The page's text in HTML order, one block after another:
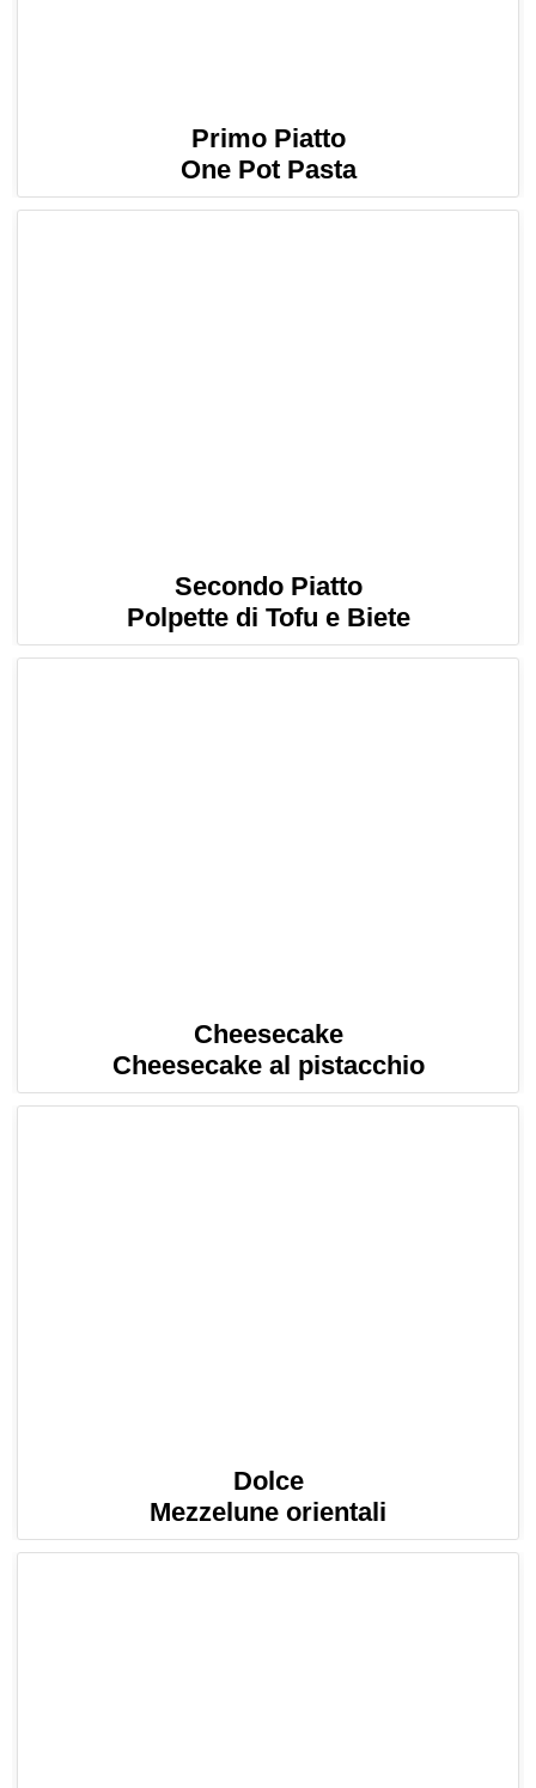
Primo Piatto
One Pot Pasta
Secondo Piatto
Polpette di Tofu e Biete
Cheesecake
Cheesecake al pistacchio
Dolce
Mezzelune orientali